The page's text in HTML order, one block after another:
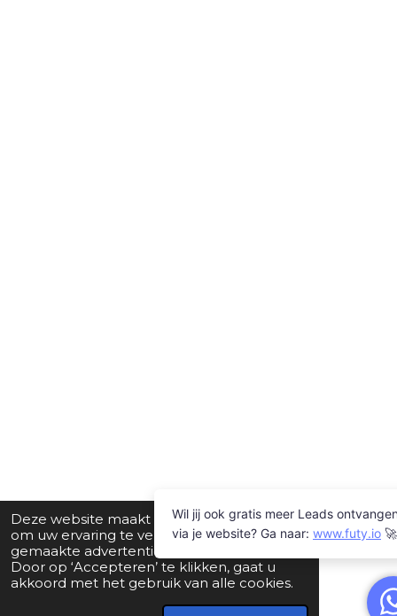
Deze website maakt gebruik van cookies
om uw ervaring te verbeteren en op maat
gemaakte advertenties weer te geven.
Door op ‘Accepteren’ te klikken, gaat u
akkoord met het gebruik van alle cookies.